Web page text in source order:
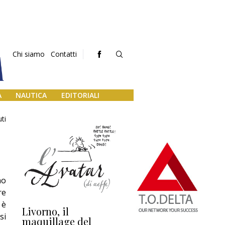
Chi siamo Contatti
NAUTICA EDITORIALI
Livorno, il
maquillage del
L’uscita di scena di